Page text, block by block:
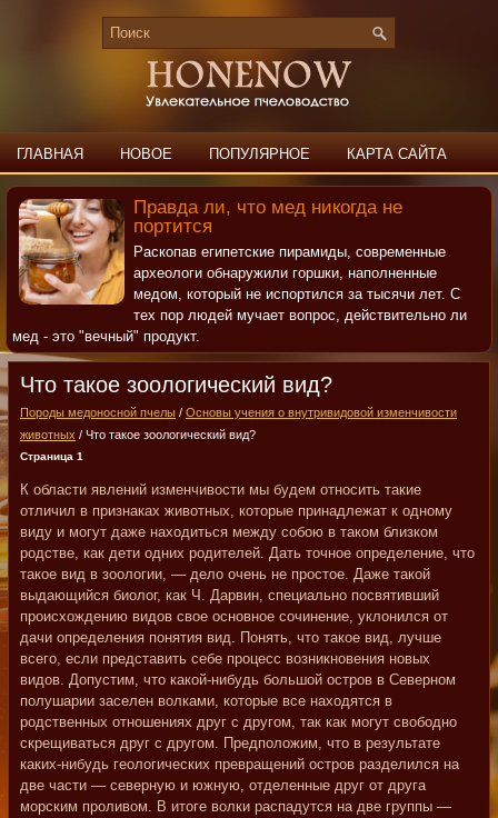
ГЛАВНАЯ НОВОЕ ПОПУЛЯРНОЕ КАРТА САЙТА
ПОИСК КОНТАКТЫ
Правда ли, что мед никогда не
портится
Раскопав египетские пирамиды, современные
археологи обнаружили горшки, наполненные
медом, который не испортился за тысячи лет. С
тех пор людей мучает вопрос, действительно ли
мед - это "вечный" продукт.
Что такое зоологический вид?
Породы медоносной пчелы / Основы учения о внутривидовой изменчивости
животных / Что такое зоологический вид?
Страница 1
К области явлений изменчивости мы будем относить такие
отличил в признаках животных, которые принадлежат к одному
виду и могут даже находиться между собою в таком близком
родстве, как дети одних родителей. Дать точное определение, что
такое вид в зоологии, — дело очень не простое. Даже такой
выдающийся биолог, как Ч. Дарвин, специально посвятивший
происхождению видов свое основное сочинение, уклонился от
дачи определения понятия вид. Понять, что такое вид, лучше
всего, если представить себе процесс возникновения новых
видов. Допустим, что какой-нибудь большой остров в Северном
полушарии заселен волками, которые все находятся в
родственных отношениях друг с другом, так как могут свободно
скрещиваться друг с другом. Предположим, что в результате
каких-нибудь геологических превращений остров разделился на
две части — северную и южную, отделенные друг от друга
морским проливом. В итоге волки распадутся на две группы —